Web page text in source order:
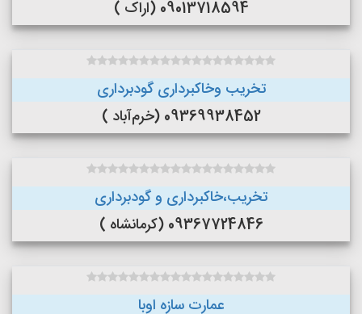
09013718594 (اراک )
تخریب وخاکبرداری گودبرداری
09369938452 (خرم‌آباد )
تخریب،خاکبرداری و گودبرداری
09367724846 (کرمانشاه )
عمارت سازه اوبا